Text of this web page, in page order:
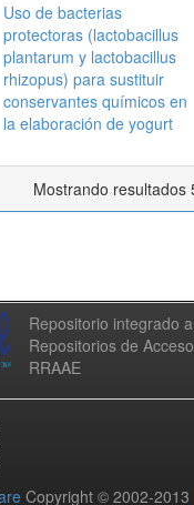
Uso de bacterias
protectoras (lactobacillus
plantarum y lactobacillus
rhizopus) para sustituir
conservantes químicos en
la elaboración de yogurt
Mostrando resultados
Repositorio integrado
Repositorios de
RRAAE
Copyright © 2002-2013